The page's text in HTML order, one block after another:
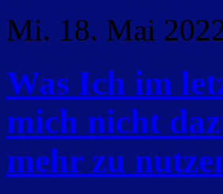
Mi. 18. Mai
Was Ich im
mich nicht
mehr zu